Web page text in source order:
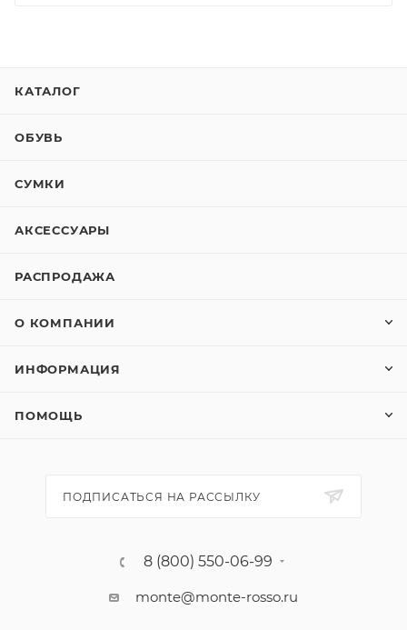
КАТАЛОГ
ОБУВЬ
СУМКИ
АКСЕССУАРЫ
РАСПРОДАЖА
О КОМПАНИИ
ИНФОРМАЦИЯ
ПОМОЩЬ
ПОДПИСАТЬСЯ НА РАССЫЛКУ
8 (800) 550-06-99
monte@monte-rosso.ru